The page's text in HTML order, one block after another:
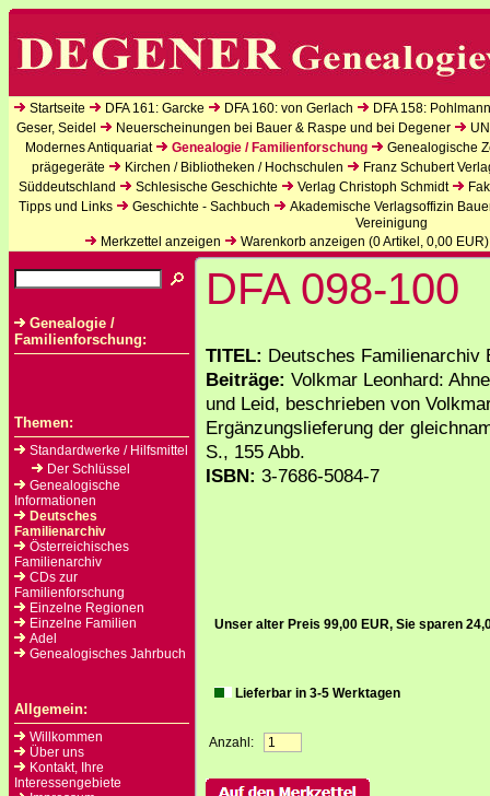
Startseite DFA 161: Garcke DFA 160: von Gerlach
DFA 158:
Geser, Seidel
Neuerscheinungen bei Bauer & Raspe und bei Degener
Modernes Antiquariat
Genealogie / Familienforschung
Genealogische
prägegeräte
Kirchen / Bibliotheken / Hochschulen
Franz Schubert
Süddeutschland
Schlesische Geschichte Verlag Christoph Schmidt
Tipps und Links
Geschichte - Sachbuch
Akademische Verlagsoffizin
Vereinigung
Merkzettel anzeigen
Warenkorb anzeigen (0Artikel, 0,00 EUR)
Genealogie /
Familienforschung:
Themen:
Standardwerke / Hilfsmittel
Der Schlüssel
Genealogische
Informationen
Deutsches
Familienarchiv
Österreichisches
Familienarchiv
CDs zur
Familienforschung
Einzelne Regionen
Einzelne Familien
Adel
Genealogisches Jahrbuch
Allgemein:
Willkommen
Über uns
Kontakt, Ihre
Interessengebiete
DFA 098-100
TITEL: Deutsches Familienarchiv
Beiträge: Volkmar Leonhard:
und Leid, beschrieben von
Ergänzungslieferung der
S., 155 Abb.
ISBN: 3-7686-5084-7
Unser alter Preis 99,00 EUR, Sie sparen
Lieferbar in 3-5 Werktagen
Anzahl: